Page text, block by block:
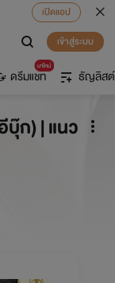
เปิดแอป
เข้าสู่ระบบ
มาใหม่
ดรีมแชท ธัญลิสต์
ก) | แนว